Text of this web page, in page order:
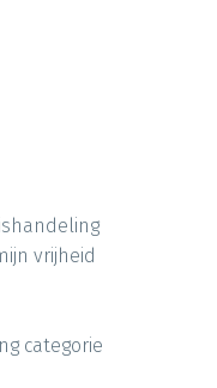
vrijheid
categorie